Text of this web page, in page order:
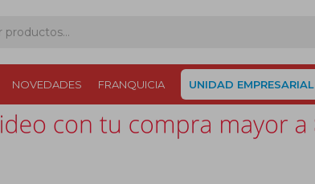
NOVEDADES FRANQUICIA UNIDAD EMPRESARIAL